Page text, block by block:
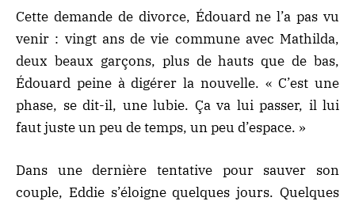
Cette demande de divorce, Édouard ne l’a pas vu
venir : vingt ans de vie commune avec Mathilda,
deux beaux garçons, plus de hauts que de bas,
Édouard peine à digérer la nouvelle. « C’est une
phase, se dit-il, une lubie. Ça va lui passer, il lui
faut juste un peu de temps, un peu d’espace. »
Dans une dernière tentative pour sauver son
couple, Eddie s’éloigne quelques jours. Quelques